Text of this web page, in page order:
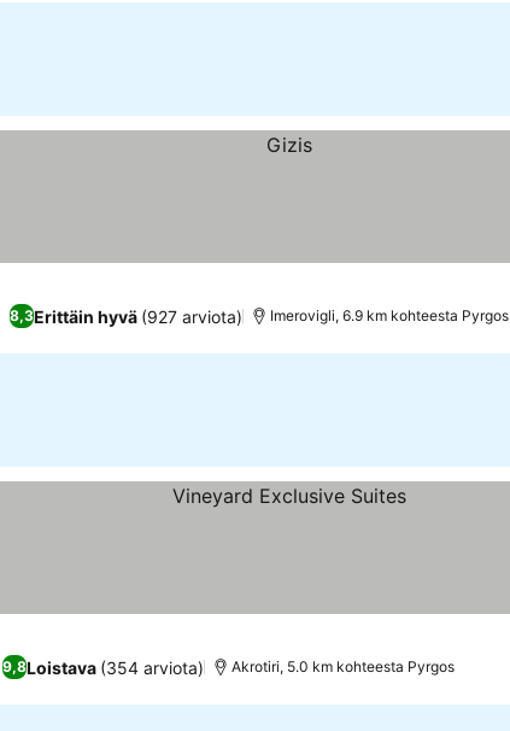
8,3Erittäin hyvä (927 arviota) Imerovigli, 6.9 km kohteesta Pyrgos
hinnat
9,8Loistava (354 arviota) Akrotiri, 5.0 km kohteesta Pyrgos